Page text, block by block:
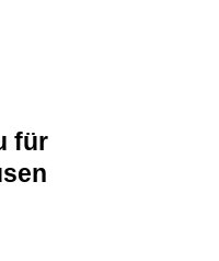
für